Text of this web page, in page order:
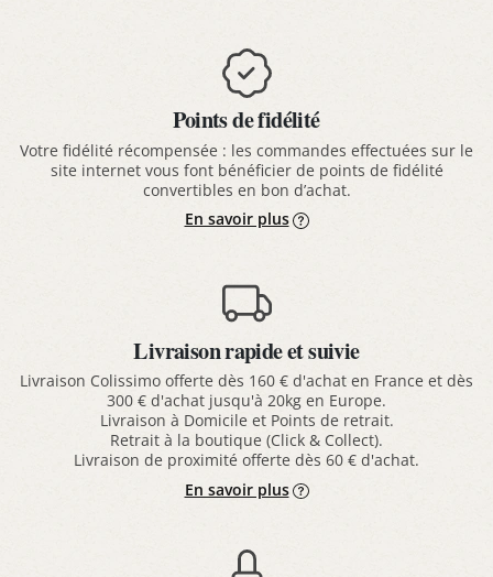
Points de fidélité
Votre fidélité récompensée : les commandes effectuées sur le
site internet vous font bénéficier de points de fidélité
convertibles en bon d’achat.
En savoir plus
Livraison rapide et suivie
Livraison Colissimo offerte dès 160 € d'achat en France et dès
300 € d'achat jusqu'à 20kg en Europe.
Livraison à Domicile et Points de retrait.
Retrait à la boutique (Click & Collect).
Livraison de proximité offerte dès 60 € d'achat.
En savoir plus